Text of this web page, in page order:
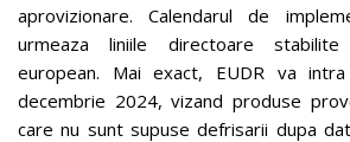
aprovizionare. Calendarul de
urmeaza liniile directoare stabilite
european. Mai exact, EUDR va
decembrie 2024, vizand produse
care nu sunt supuse defrisarii dupa